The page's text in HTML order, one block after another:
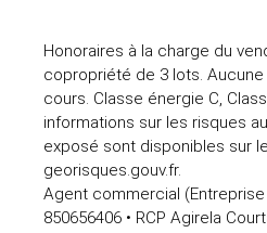
Honoraires à la charge du
copropriété de 3 lots.
cours. Classe énergie C,
informations sur les risques
exposé sont disponibles sur
georisques.gouv.fr.
Agent commercial (Entreprise
850656406 • RCP Agirela